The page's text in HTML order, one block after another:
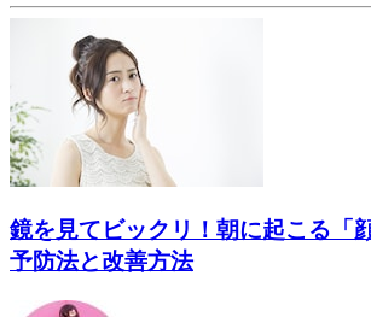
鏡を見てビックリ！朝に起こる「
予防法と改善方法